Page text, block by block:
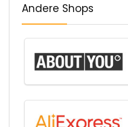
Andere Shops